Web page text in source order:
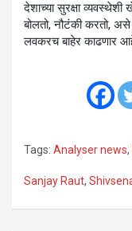
देशाच्या सुरक्षा
बोलतो, नौटंकी करतो,
लवकरच बाहेर काढणार
Tags: Analyser news,
Sanjay Raut,